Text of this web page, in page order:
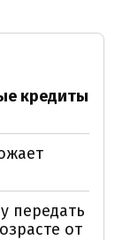
кредиты
передать
от